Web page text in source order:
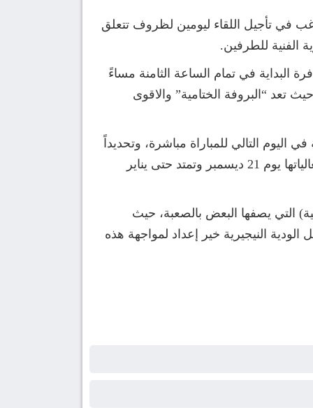
في تأجيل اللقاء ليومين لظروف تتعلق
الفنية للطرفين.
البداية في تمام الساعة الثامنة مساءً
تعد “البروفة الختامية” والاقوى
التالي للمباراة مباشرة، وتحديداً
يوم 17 ديسمبر، للدخول في معسكر مغلق هناك استعداداً لضربة البداية في البطولة القارية التي تنطلق فعالياتها يوم 21 ديسمبر وتمتد حتى يناير
التي يصفها البعض بالصعبة، حيث
النيجيرية خير إعداد لمواجهة هذه